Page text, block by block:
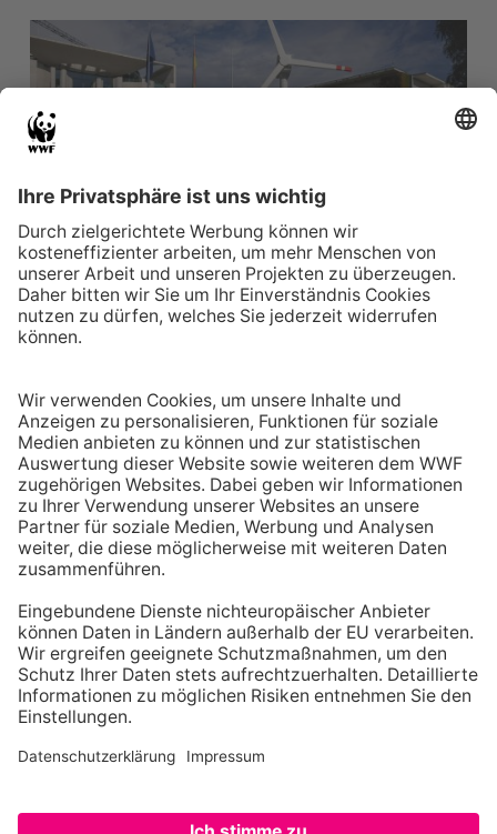
41.343
Erneuerbare stärken. Klima schützen!
MITMACHENAUF ERNEUERBARE STÄRKEN.
WWF-SPENDENKONTO | IHRE SPENDE KANN STEUERLICH GELTEND
GEMACHT WERDEN
IBAN: DE06 5502 0500 0222 2222 22 | BIC: BFSWDE33MNZ Bank für
Sozialwirtschaft | WWF Deutschland | Reinhardtstr. 18 | 10117 Berlin
Berlin, Az: 3416/976/2 Umsatzsteuer-Identifikationsnummer: DE
Steuernummer 27/641/09321